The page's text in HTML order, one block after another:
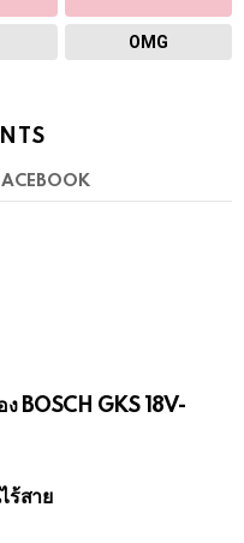
OMG
ง BOSCH GKS 18V-
ร้สาย